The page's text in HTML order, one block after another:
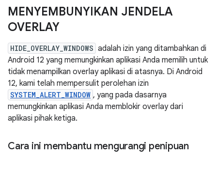
MENYEMBUNYIKAN JENDELA
OVERLAY
HIDE_OVERLAY_WINDOWS adalah izin yang ditambahkan di
Android 12 yang memungkinkan aplikasi Anda memilih untuk
tidak menampilkan overlay aplikasi di atasnya. Di Android
12, kami telah mempersulit perolehan izin
SYSTEM_ALERT_WINDOW , yang pada dasarnya
memungkinkan aplikasi Anda memblokir overlay dari
aplikasi pihak ketiga.
Cara ini membantu mengurangi penipuan